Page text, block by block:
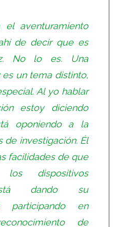
aventuramiento
de decir que es
No lo es. Una
un tema distinto,
Al yo hablar
estoy diciendo
oponiendo a la
de investigación. Él
facilidades de que
dispositivos
dando su
participando en
de